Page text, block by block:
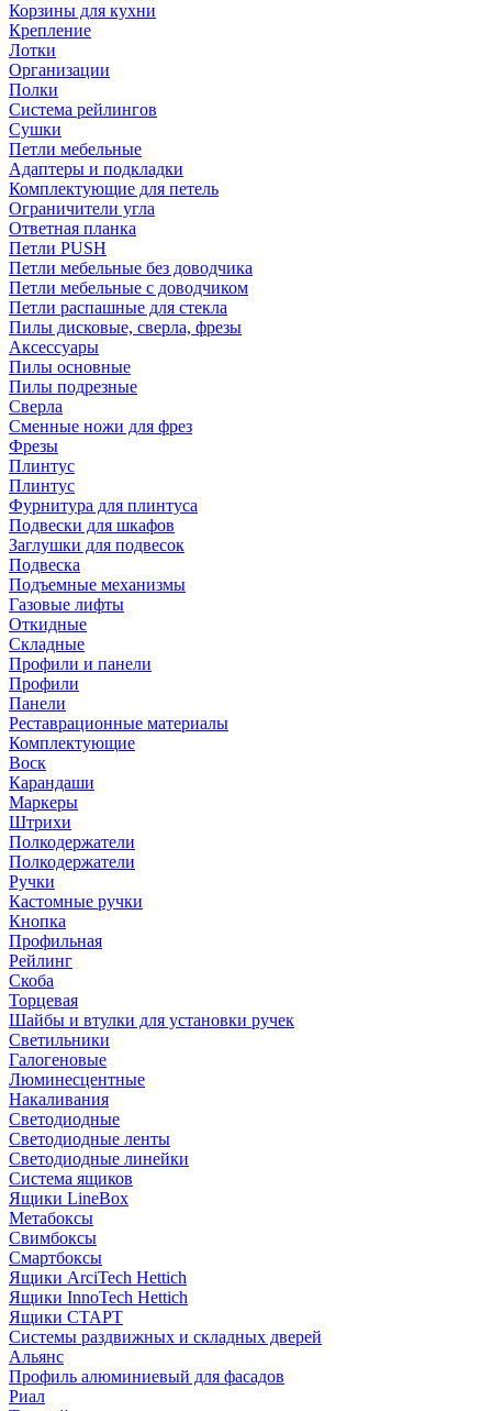
Корзины для кухни
Крепление
Лотки
Организации
Полки
Система рейлингов
Сушки
Петли мебельные
Адаптеры и подкладки
Комплектующие для петель
Ограничители угла
Ответная планка
Петли PUSH
Петли мебельные без доводчика
Петли мебельные с доводчиком
Петли распашные для стекла
Пилы дисковые, сверла, фрезы
Аксессуары
Пилы основные
Пилы подрезные
Сверла
Сменные ножи для фрез
Фрезы
Плинтус
Плинтус
Фурнитура для плинтуса
Подвески для шкафов
Заглушки для подвесок
Подвеска
Подъемные механизмы
Газовые лифты
Откидные
Складные
Профили и панели
Профили
Панели
Реставрационные материалы
Комплектующие
Воск
Карандаши
Маркеры
Штрихи
Полкодержатели
Полкодержатели
Ручки
Кастомные ручки
Кнопка
Профильная
Рейлинг
Скоба
Торцевая
Шайбы и втулки для установки ручек
Светильники
Галогеновые
Люминесцентные
Накаливания
Светодиодные
Светодиодные ленты
Светодиодные линейки
Система ящиков
Ящики LineBox
Метабоксы
Свимбоксы
Смартбоксы
Ящики ArciTech Hettich
Ящики InnoTech Hettich
Ящики СТАРТ
Системы раздвижных и складных дверей
Альянс
Профиль алюминиевый для фасадов
Риал